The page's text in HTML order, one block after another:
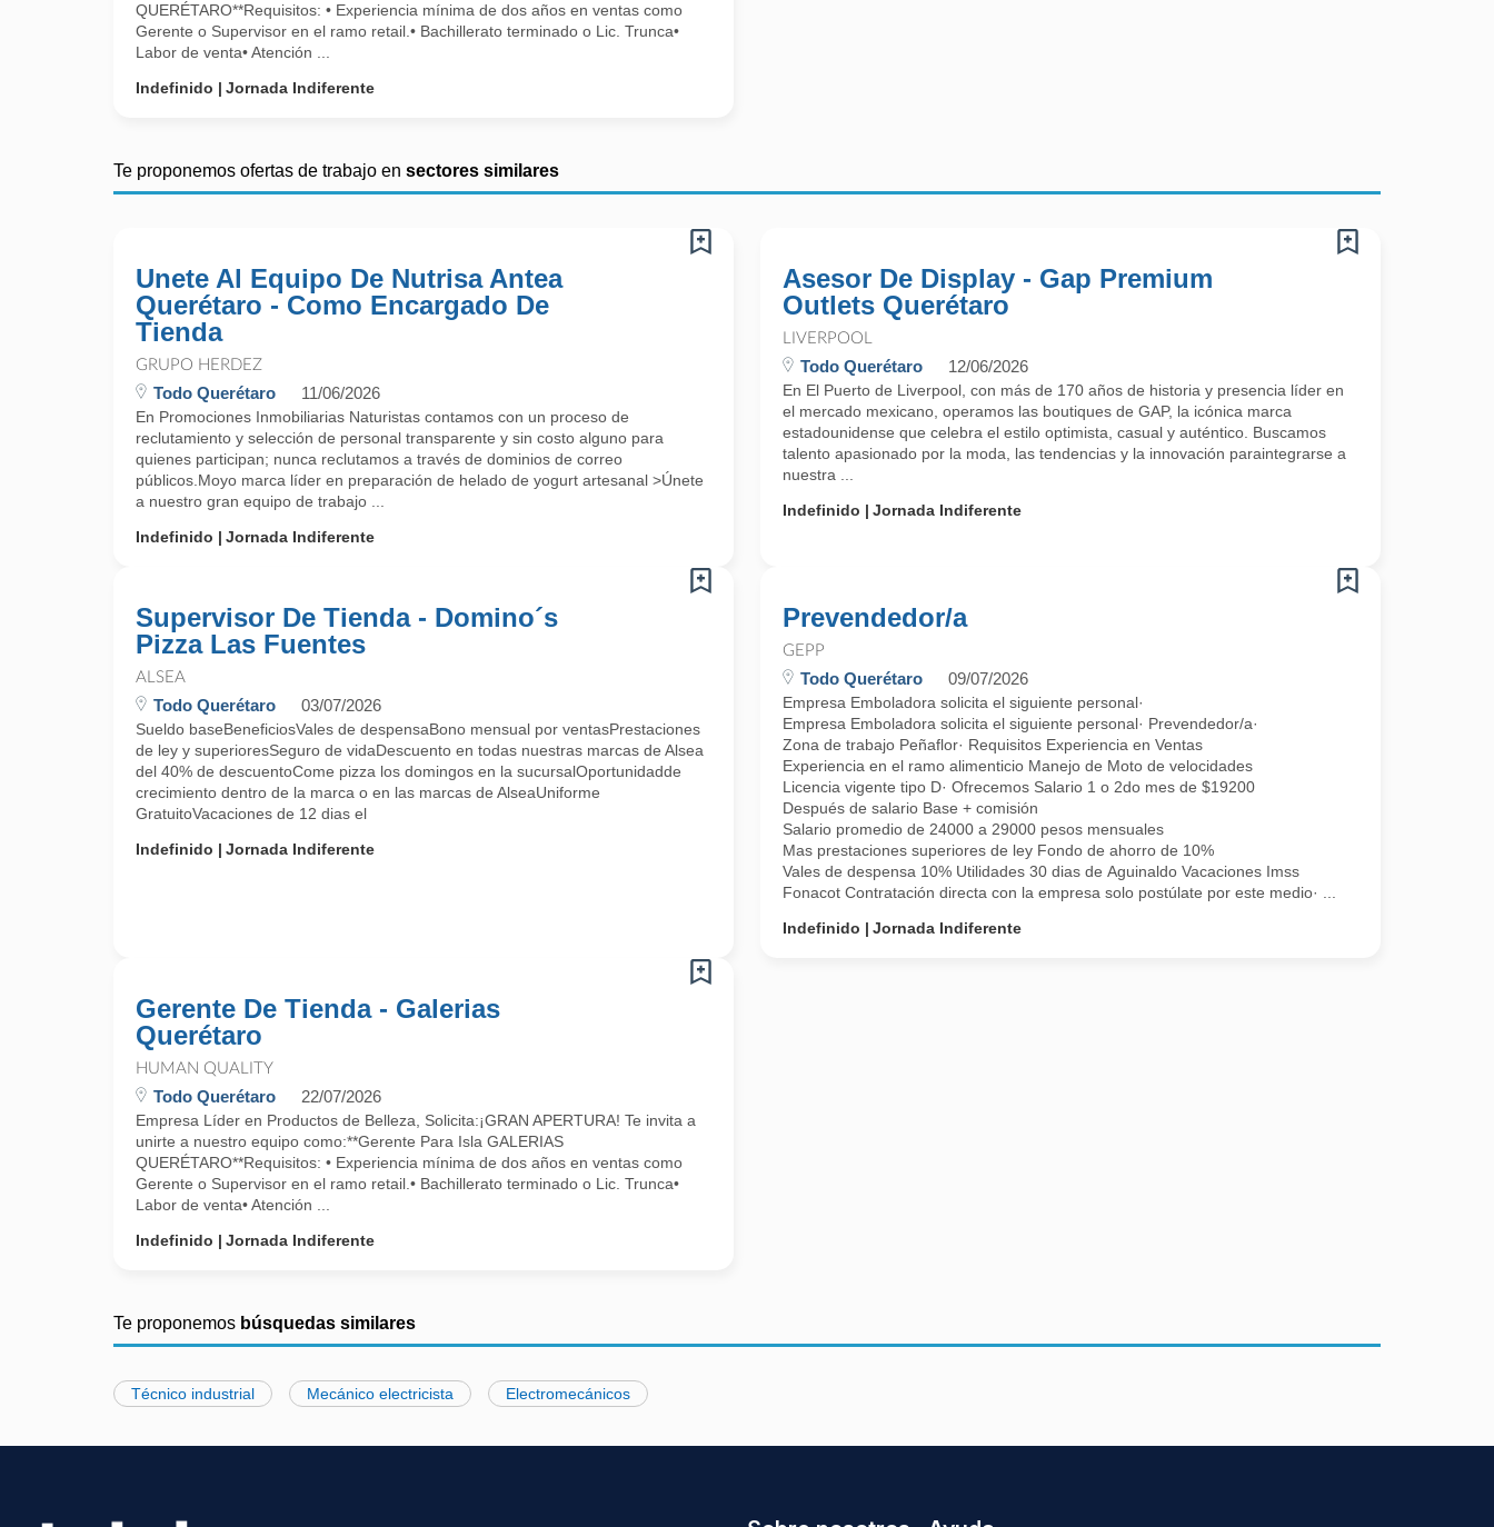
QUERÉTARO**Requisitos: • Experiencia mínima de dos años en ventas como
Gerente o Supervisor en el ramo retail.• Bachillerato terminado o Lic. Trunca•
Labor de venta• Atención ...
Indefinido
Jornada Indiferente
Te proponemos ofertas de trabajo en sectores similares
Unete Al Equipo De Nutrisa Antea
Querétaro - Como Encargado De
Tienda
GRUPO HERDEZ
Todo Querétaro 11/06/2026
En Promociones Inmobiliarias Naturistas contamos con un proceso de
reclutamiento y selección de personal transparente y sin costo alguno para
quienes participan; nunca reclutamos a través de dominios de correo
públicos.Moyo marca líder en preparación de helado de yogurt artesanal >Únete
a nuestro gran equipo de trabajo ...
Indefinido
Jornada Indiferente
Asesor De Display - Gap Premium
Outlets Querétaro
LIVERPOOL
Todo Querétaro 12/06/2026
En El Puerto de Liverpool, con más de 170 años de historia y presencia líder en
el mercado mexicano, operamos las boutiques de GAP, la icónica marca
estadounidense que celebra el estilo optimista, casual y auténtico. Buscamos
talento apasionado por la moda, las tendencias y la innovación paraintegrarse a
nuestra ...
Indefinido
Jornada Indiferente
Supervisor De Tienda - Domino´s
Pizza Las Fuentes
ALSEA
Todo Querétaro 03/07/2026
Sueldo baseBeneficiosVales de despensaBono mensual por ventasPrestaciones
de ley y superioresSeguro de vidaDescuento en todas nuestras marcas de Alsea
del 40% de descuentoCome pizza los domingos en la sucursalOportunidadde
crecimiento dentro de la marca o en las marcas de AlseaUniforme
GratuitoVacaciones de 12 dias el
Indefinido
Jornada Indiferente
Prevendedor/a
GEPP
Todo Querétaro 09/07/2026
Empresa Emboladora solicita el siguiente personal·
Empresa Emboladora solicita el siguiente personal· Prevendedor/a·
Zona de trabajo Peñaflor· Requisitos Experiencia en Ventas
Experiencia en el ramo alimenticio Manejo de Moto de velocidades
Licencia vigente tipo D· Ofrecemos Salario 1 o 2do mes de $19200
Después de salario Base + comisión
Salario promedio de 24000 a 29000 pesos mensuales
Mas prestaciones superiores de ley Fondo de ahorro de 10%
Vales de despensa 10% Utilidades 30 dias de Aguinaldo Vacaciones Imss
Fonacot Contratación directa con la empresa solo postúlate por este medio· ...
Indefinido
Jornada Indiferente
Gerente De Tienda - Galerias
Querétaro
HUMAN QUALITY
Todo Querétaro 22/07/2026
Empresa Líder en Productos de Belleza, Solicita:¡GRAN APERTURA! Te invita a
unirte a nuestro equipo como:**Gerente Para Isla GALERIAS
QUERÉTARO**Requisitos: • Experiencia mínima de dos años en ventas como
Gerente o Supervisor en el ramo retail.• Bachillerato terminado o Lic. Trunca•
Labor de venta• Atención ...
Indefinido
Jornada Indiferente
Te proponemos búsquedas similares
Técnico industrial Mecánico electricista Electromecánicos